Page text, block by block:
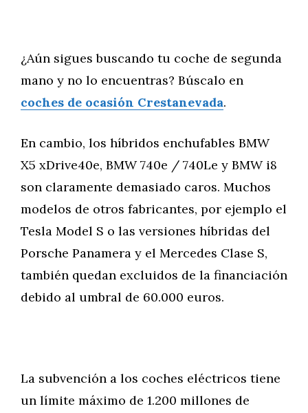
¿Aún sigues buscando tu coche de segunda
mano y no lo encuentras? Búscalo en
coches de ocasión Crestanevada.
En cambio, los híbridos enchufables BMW
X5 xDrive40e, BMW 740e / 740Le y BMW i8
son claramente demasiado caros. Muchos
modelos de otros fabricantes, por ejemplo el
Tesla Model S o las versiones híbridas del
Porsche Panamera y el Mercedes Clase S,
también quedan excluidos de la financiación
debido al umbral de 60.000 euros.
La subvención a los coches eléctricos tiene
un límite máximo de 1.200 millones de